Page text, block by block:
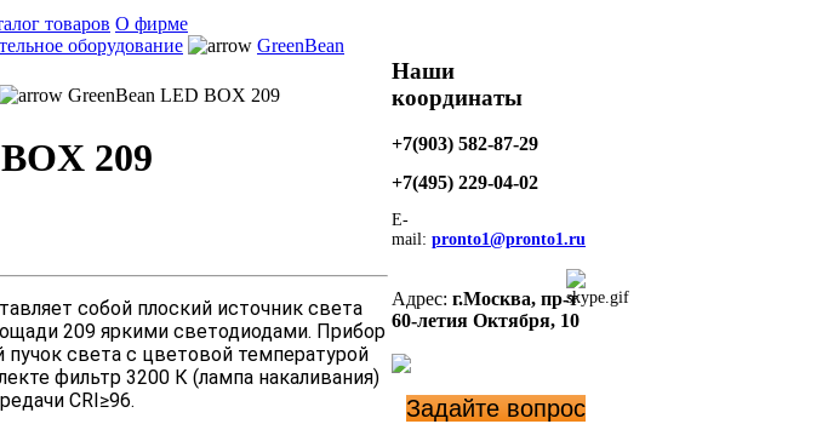
товаров О фирме
оборудование
GreenBean
GreenBean LED BOX 209
209
собой плоский источник света
209 яркими светодиодами. Прибор
пучок света с цветовой температурой
фильтр 3200 К (лампа накаливания)
CRI≥96.
Наши
координаты
+7(903) 582-87-29
+7(495) 229-04-02
E-
mail: pronto1@pronto1.ru
Адрес: г.Москва, пр-т
60-летия Октября, 10
Задайте вопрос